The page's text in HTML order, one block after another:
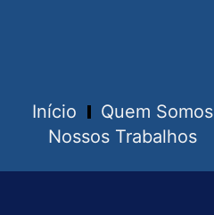
Início Quem Somos
Nossos Trabalhos